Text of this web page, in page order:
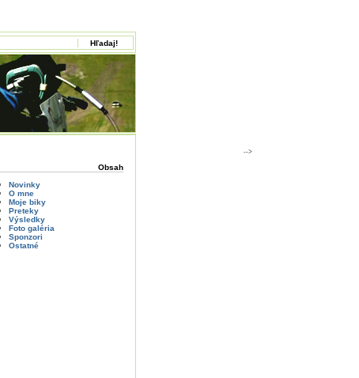
Obsah
Novinky
O mne
Moje biky
Preteky
Výsledky
Foto galéria
Sponzori
Ostatné
-->